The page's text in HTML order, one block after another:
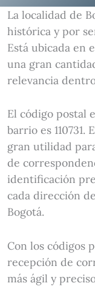
La localidad de
histórica y por
Está ubicada en
una gran
relevancia
El código postal
barrio es
gran utilidad
de
identificación
cada dirección
Bogotá.
Con los códigos
recepción de
más ágil y